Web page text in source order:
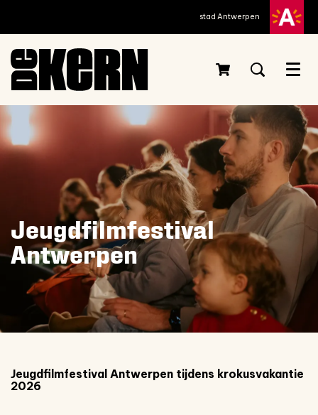
stad Antwerpen
Menu
Jeugdfilmfestival
Antwerpen
Jeugdfilmfestival Antwerpen tijdens krokusvakantie
2026